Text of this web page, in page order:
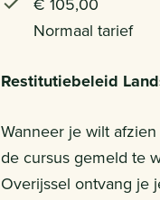
Normaal tarief
Restitutiebeleid
Wanneer je wilt
de cursus gemeld te
Overijssel ontvang je